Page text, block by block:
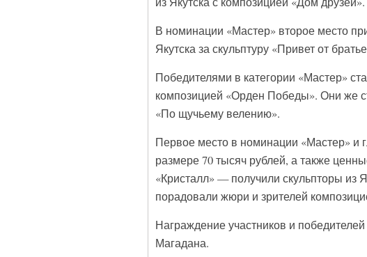
В номинации «Мастер» второе место
Якутска за скульптуру «Привет от
Победителями в категории «Мастер»
композицией «Орден Победы». Они же
«По щучьему велению».
Первое место в номинации «Мастер» и
размере 70 тысяч рублей, а также
«Кристалл» — получили скульпторы из
порадовали жюри и зрителей
Награждение участников и
Магадана.